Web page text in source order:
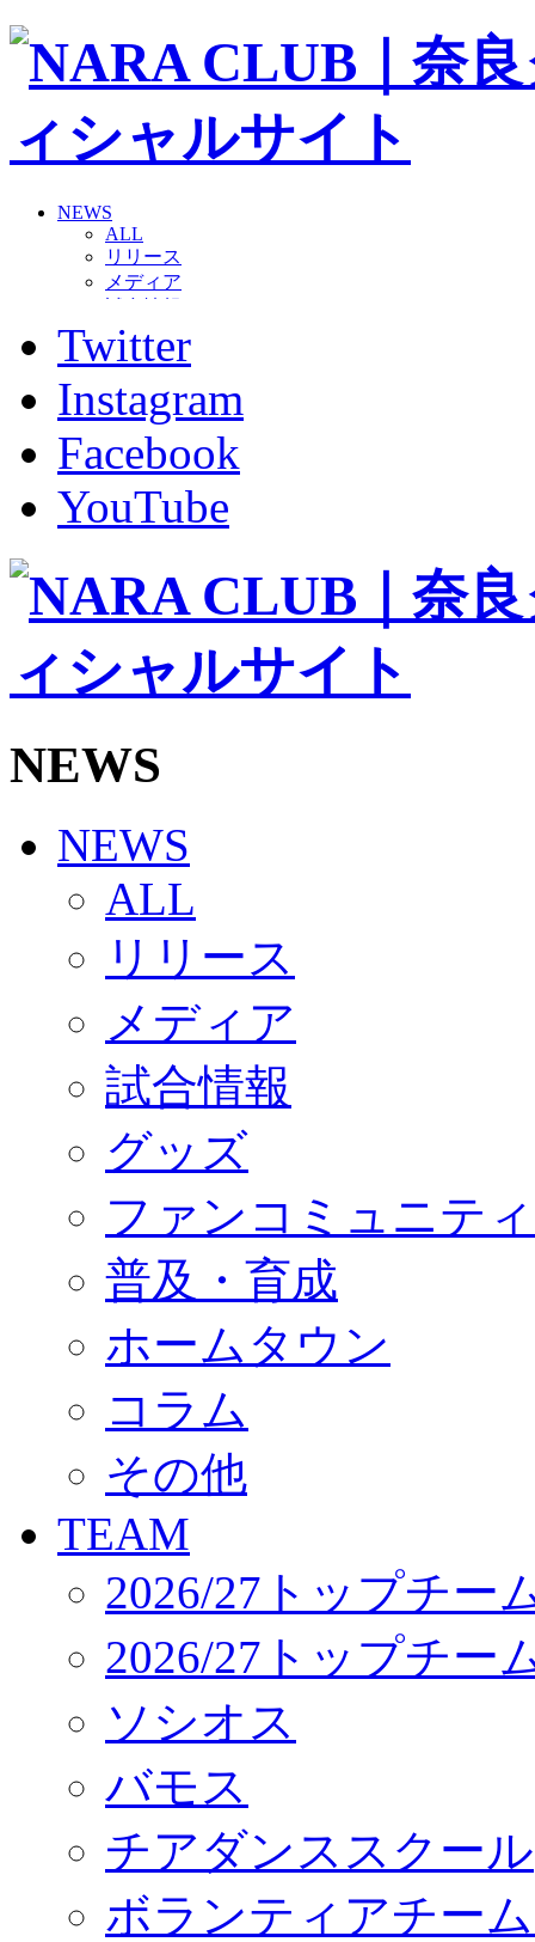
NEWS
ALL
リリース
メディア
グッズ
ファンコミュニティ
ホームタウン
コラム
その他
TEAM
2026/27トップチーム
2026/27トップチームスタッフ
バモス
チアダンススクール
ボランティアチーム「volundeer」
ビクトリーロード
HOMEGAME
観戦ルール＆マナー
Jリーグ運営管理規定
写真・動画使用ガイドライン
SCHEDULE
2026/27
練習見学時のファンサービスについて
TICKET
奈良クラブ明治安田J3リーグ2026/27シーズン試
奈良クラブ明治安田Ｊ3リーグ 2026/27シーズン「
観戦ルール＆マナー
2026/27ファンコミュニティ
サポートショップ
GOODS
オフィシャルストア（実店舗）
オンラインストア
ACADEMY
アカデミーについて
コーチ&スタッフ
ジュニア
ジュニアユース
ユース
練習拠点（ナラディーア）
SCHOOL
CLUB
パートナー募集
クラブ理念
サステナビリティ
Web制作支援
応援プロジェクト
Twitter
Instagram
Facebook
YouTube
NEWS
NEWS
ALL
リリース
メディア
試合情報
グッズ
ファンコミュニティ
普及・育成
ホームタウン
コラム
その他
TEAM
2026/27トップチー
2026/27トップチー
ソシオス
バモス
チアダンススクール
ボランティアチー